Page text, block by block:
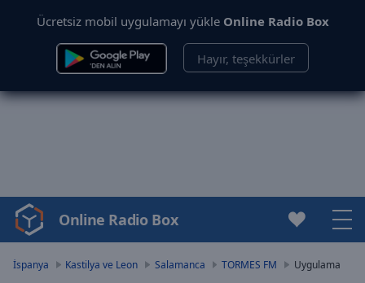
Ücretsiz mobil uygulamayı yükle Online Radio Box
Hayır, teşekkürler
Video
Player
Online Radio Box
İspanya Kastilya ve Leon Salamanca TORMES FM Uygulama